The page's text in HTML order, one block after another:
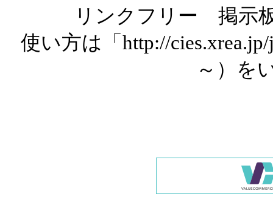
リンクフリー 掲示
使い方は「http://
～）を